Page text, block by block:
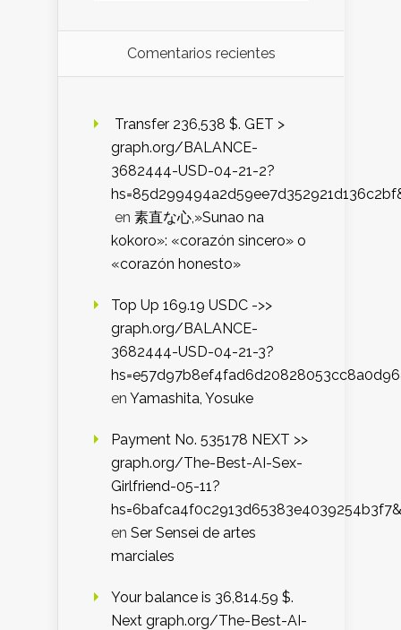
Comentarios recientes
️ Transfer 236,538 $. GET >
graph.org/BALANCE-
3682444-USD-04-21-2?
en 素直な心,»Sunao na
kokoro»: «corazón sincero» o
«corazón honesto»
Top Up 169.19 USDC ->>
graph.org/BALANCE-
3682444-USD-04-21-3?
en Yamashita, Yosuke
Payment No. 535178 NEXT >>
graph.org/The-Best-AI-Sex-
Girlfriend-05-11?
hs=6bafca4f0c2913d65383e4039254b3f7&
en Ser Sensei de artes
marciales
Your balance is 36,814.59 $.
Next graph.org/The-Best-AI-